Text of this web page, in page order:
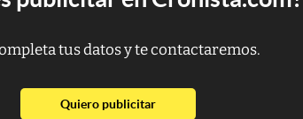
tus datos y te contactaremos.
Quiero publicitarabre en nueva pestaña